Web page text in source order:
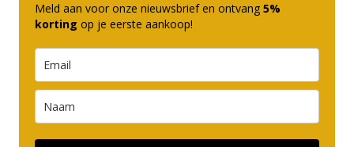
Meld aan voor onze nieuwsbrief en ontvang 5%
korting op je eerste aankoop!